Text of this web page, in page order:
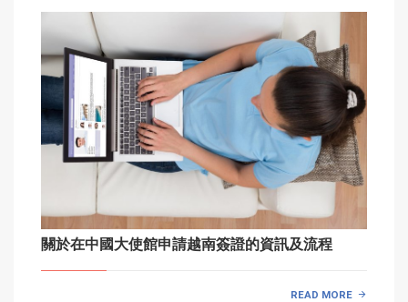
關於在中國大使館申請越南簽證的資訊及流程
READ MORE